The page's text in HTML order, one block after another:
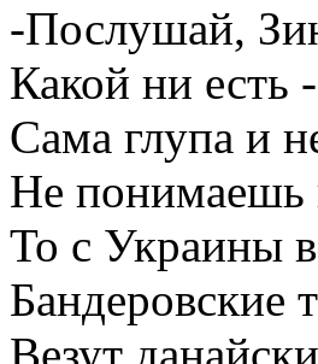
-Послушай,
Какой ни есть
Сама глупа и
Не понимаешь
То с Украины
Бандеровские